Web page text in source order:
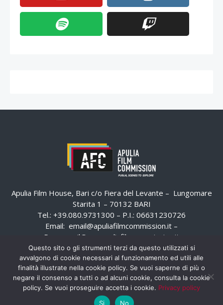
Apulia Film House, Bari c/o Fiera del Levante – Lungomare
Starita 1 – 70132 BARI
Tel.: +39.080.9731300 – P.I.: 06631230726
Email: email@apuliafilmcommission.it –
Pec:
email@pec.apuliafilmcommission.it
Questo sito o gli strumenti terzi da questo utilizzati si
avvalgono di cookie necessari al funzionamento ed utili alle
finalità illustrate nella cookie policy. Se vuoi saperne di più o
negare il consenso a tutti o ad alcuni cookie, consulta la cookie
policy. Se vuoi proseguire accetta i cookie. Privacy policy
Si
No